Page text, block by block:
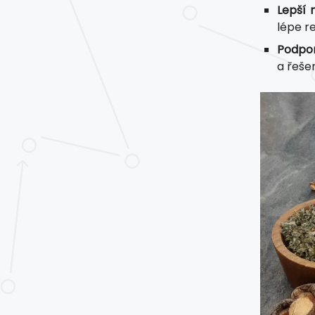
Lepší
lépe
a